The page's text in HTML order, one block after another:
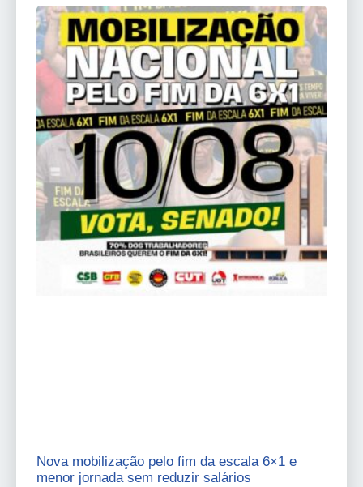
Nova mobilização pelo fim da escala 6×1 e
menor jornada sem reduzir salários